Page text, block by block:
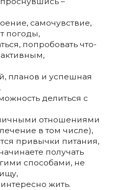
самочувствие,
погоды,
попробовать что-
планов и успешная
делиться с
отношениями
в том числе),
привычки питания,
получать
способами, не
жить.